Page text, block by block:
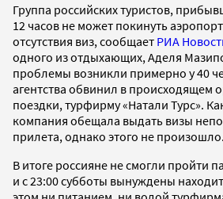
Группа российских туристов,
12 часов не может покинуть
отсутствия виз, сообщает РИА
одного из отдыхающих, Аделя
проблемы возникли примерно у 40
агентства обвинил в происходящем
поездки, турфирму «Натали Турс».
компания обещала выдать визы
прилета, однако этого не произошло.
В итоге россияне не смогли пройти
и с 23:00 субботы вынуждены